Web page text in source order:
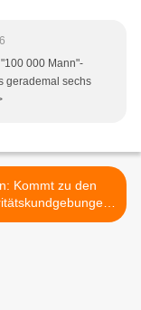
000 Mann"-
gerademal sechs
Kommt zu den
griechischen